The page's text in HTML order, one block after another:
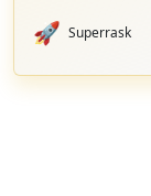
🚀 Superrask